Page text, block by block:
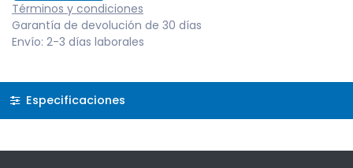
Términos y condiciones
Garantía de devolución de 30 días
Envío: 2-3 días laborales
Especificaciones